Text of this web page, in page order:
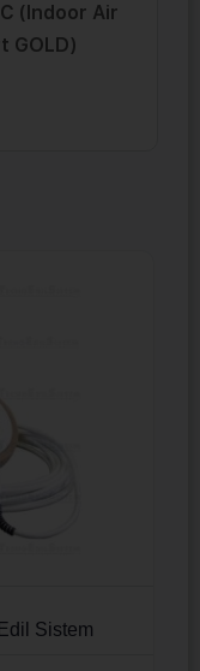
(Indoor Air
GOLD)
Sistem